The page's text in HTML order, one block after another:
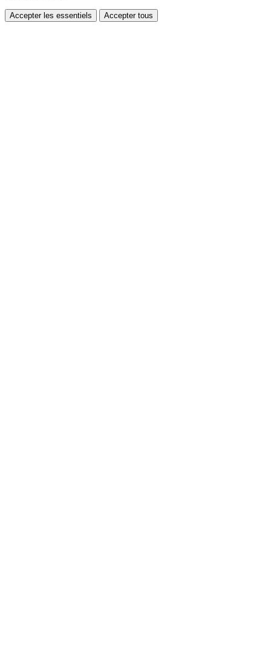
Accepter les essentiels Accepter tous